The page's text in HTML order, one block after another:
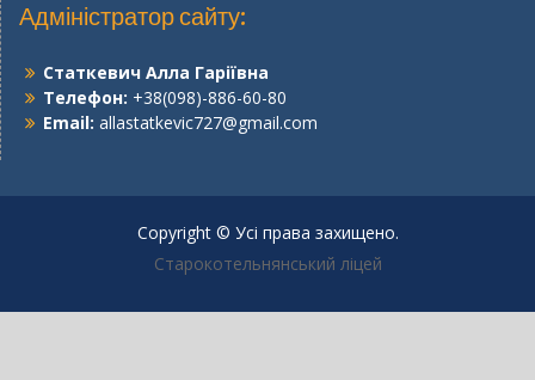
Адміністратор сайту:
Статкевич Алла Гаріївна
Телефон: +38(098)-886-60-80
Email: allastatkevic727@gmail.com
Copyright © Усі права захищено.
Старокотельнянський ліцей